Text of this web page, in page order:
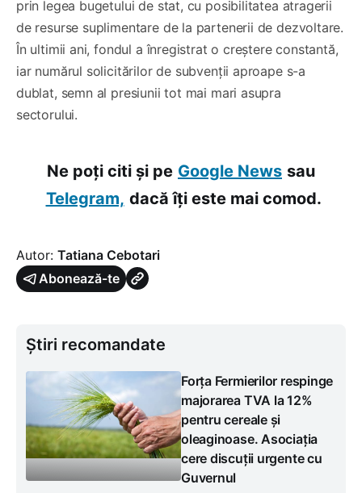
prin legea bugetului de stat, cu posibilitatea atragerii
de resurse suplimentare de la partenerii de dezvoltare.
În ultimii ani, fondul a înregistrat o creștere constantă,
iar numărul solicitărilor de subvenții aproape s-a
dublat, semn al presiunii tot mai mari asupra
sectorului.
Ne poți citi și pe Google News sau
Telegram, dacă îți este mai comod.
Autor: Tatiana Cebotari
Abonează-te
Știri recomandate
Forța Fermierilor respinge
majorarea TVA la 12%
pentru cereale și
oleaginoase. Asociația
cere discuții urgente cu
Guvernul